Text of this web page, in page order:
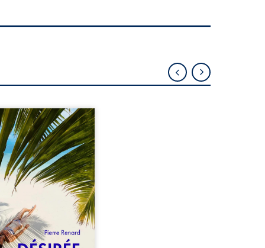
Pierre, jeune retraité,
qu’il est devenu une
femme métissée de
ans. À peine a-t-il
à apprivoiser ce
corps qu’Ange surgit
sa vie et fait vaciller
ses certitudes. Entre
est immédiate,
jusqu’à ce qu’un
familial fasse planer
: et s’ils étaient
demi-frère et ...